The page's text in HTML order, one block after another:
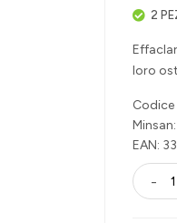
2
loro
Minsan:
EAN:
-